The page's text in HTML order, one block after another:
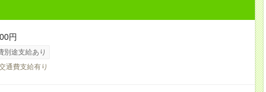
円
別途支給あり
通費支給有り